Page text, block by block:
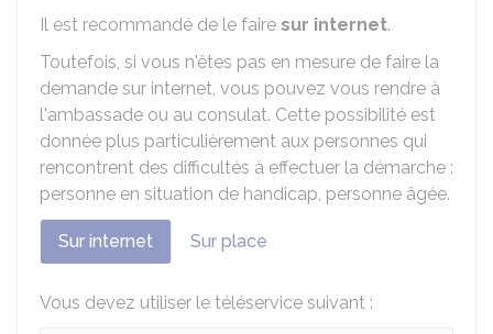
Il est recommandé de le faire sur internet.
Toutefois, si vous n'êtes pas en mesure de faire la
demande sur internet, vous pouvez vous rendre à
l'ambassade ou au consulat. Cette possibilité est
donnée plus particulièrement aux personnes qui
rencontrent des difficultés à effectuer la démarche :
personne en situation de handicap, personne âgée.
Sur internet Sur place
Vous devez utiliser le téléservice suivant :